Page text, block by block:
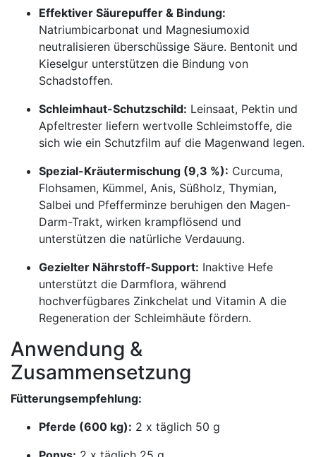
Effektiver Säurepuffer & Bindung:
Natriumbicarbonat und Magnesiumoxid
neutralisieren überschüssige Säure. Bentonit und
Kieselgur unterstützen die Bindung von
Schadstoffen.
Schleimhaut-Schutzschild: Leinsaat, Pektin und
Apfeltrester liefern wertvolle Schleimstoffe, die
sich wie ein Schutzfilm auf die Magenwand legen.
Spezial-Kräutermischung (9,3 %): Curcuma,
Flohsamen, Kümmel, Anis, Süßholz, Thymian,
Salbei und Pfefferminze beruhigen den Magen-
Darm-Trakt, wirken krampflösend und
unterstützen die natürliche Verdauung.
Gezielter Nährstoff-Support: Inaktive Hefe
unterstützt die Darmflora, während
hochverfügbares Zinkchelat und Vitamin A die
Regeneration der Schleimhäute fördern.
Anwendung &
Zusammensetzung
Fütterungsempfehlung:
Pferde (600 kg): 2 x täglich 50 g